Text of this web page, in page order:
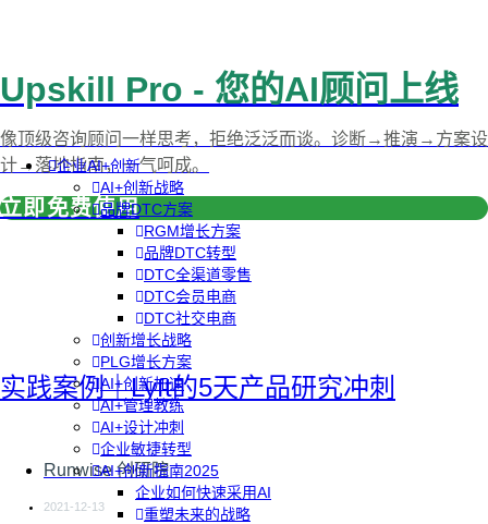
企业AI+创新
AI+创新战略
品牌DTC方案
RGM增长方案
品牌DTC转型
DTC全渠道零售
DTC会员电商
DTC社交电商
创新增长战略
PLG增长方案
AI+创新加速
AI+管理教练
AI+设计冲刺
企业敏捷转型
AI+创新指南2025
企业如何快速采用AI
重塑未来的战略
Upskill Pro - 您的AI顾问上线
像顶级咨询顾问一样思考，拒绝泛泛而谈。诊断→推演→方案设
计→落地指南，一气呵成。
立即免费使用
实践案例｜Lyft的5天产品研究冲刺
Runwise 创研院
2021-12-13